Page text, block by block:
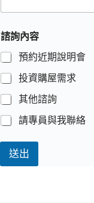
諮詢內容
預約近期說明會
投資購屋需求
其他諮詢
請專員與我聯絡
送出